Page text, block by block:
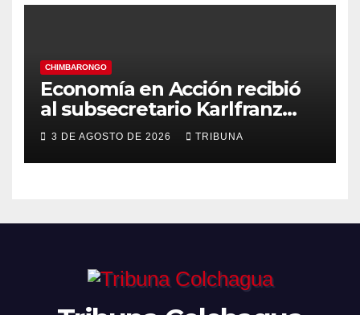
CHIMBARONGO
Economía en Acción recibió
al subsecretario Karlfranz
Koehler en Chimbarongo
3 DE AGOSTO DE 2026 TRIBUNA